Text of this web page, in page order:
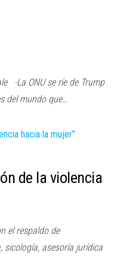
-La ONU se ríe de Trump
mundo que…
de la violencia
el respaldo de
sicología, asesoría jurídica